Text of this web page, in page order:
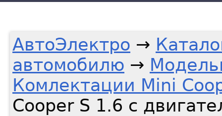
АвтоЭлектро →
автомобилю →
Комлектации Mini
Cooper S 1.6 с